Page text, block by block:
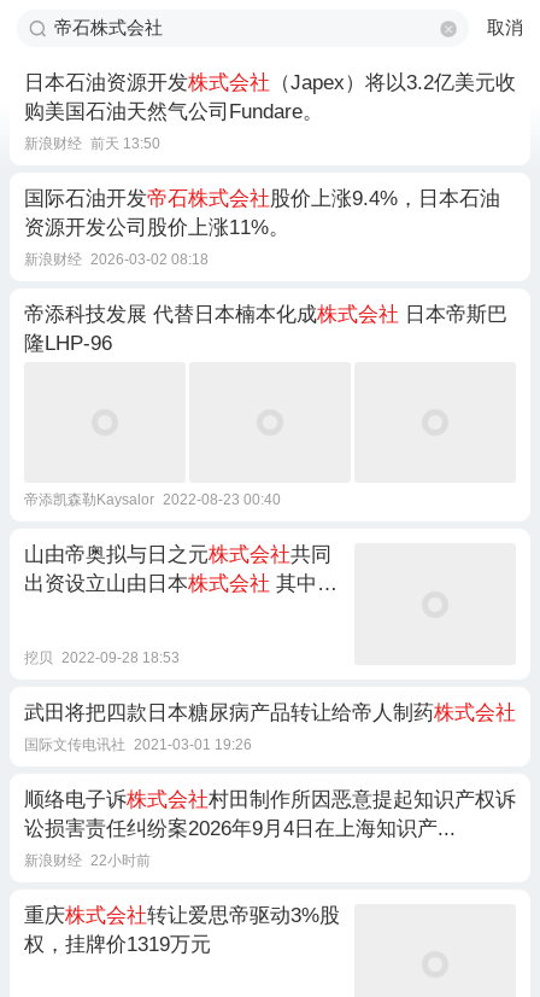
取消
日本石油资源开发株式会社 （Japex）将以3.2亿美元收
购美国石油天然气公司Fundare。
新浪财经 前天 13:50
国际石油开发帝石株式会社股价上涨9.4%，日本石油
资源开发公司股价上涨11%。
新浪财经 2026-03-02 08:18
帝添科技发展 代替日本楠本化成株式会社 日本帝斯巴
隆LHP-96
帝添凯森勒Kaysalor 2022-08-23 00:40
山由帝奥拟与日之元株式会社共同
出资设立山由日本株式会社 其中公
挖贝 2022-09-28 18:53
武田将把四款日本糖尿病产品转让给帝人制药株式会社
国际文传电讯社 2021-03-01 19:26
顺络电子诉株式会社村田制作所因恶意提起知识产权诉
讼损害责任纠纷案2026年9月4日在上海知识产...
新浪财经 22小时前
重庆株式会社转让爱思帝驱动3%股
权，挂牌价1319万元